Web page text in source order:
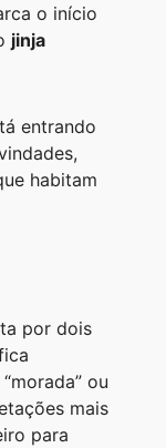
o início
jinja
entrando
habitam
por dois
ou
mais
para